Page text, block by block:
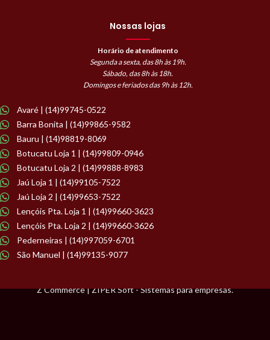
Nossas lojas
Horário de atendimento
Segunda a sexta, das 8h às 19h.
Sábado, das 8h às 18h.
Domingos e feriados das 9h às 12h.
Avaré | (14)99745-0522
Barra Bonita | (14)99865-9582
Bauru | (14)98819-8069
Botucatu Loja 1 | (14)99809-0946
Botucatu Loja 2 | (14)99888-8983
Jaú Loja 1 | (14)99105-7522
Jaú Loja 2 | (14)99653-7522
Lençóis Pta. Loja 1 | (14)99660-3623
Lençóis Pta. Loja 2 | (14)99660-3626
Pederneiras | (14)997059-6701
São Manuel | (14)99135-9077
Z Commerce | ZIPER Soft - Sistemas para empresas.